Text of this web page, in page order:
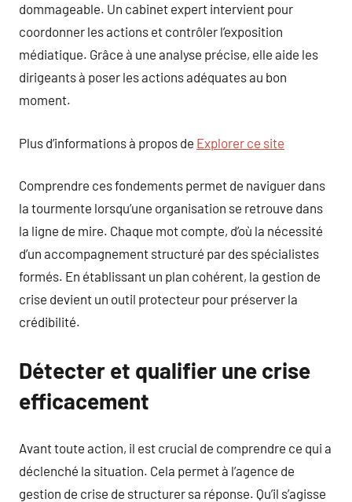
dommageable. Un cabinet expert intervient pour
coordonner les actions et contrôler l’exposition
médiatique. Grâce à une analyse précise, elle aide les
dirigeants à poser les actions adéquates au bon
moment.
Plus d’informations à propos de Explorer ce site
Comprendre ces fondements permet de naviguer dans
la tourmente lorsqu’une organisation se retrouve dans
la ligne de mire. Chaque mot compte, d’où la nécessité
d’un accompagnement structuré par des spécialistes
formés. En établissant un plan cohérent, la gestion de
crise devient un outil protecteur pour préserver la
crédibilité.
Détecter et qualifier une crise
efficacement
Avant toute action, il est crucial de comprendre ce qui a
déclenché la situation. Cela permet à l’agence de
gestion de crise de structurer sa réponse. Qu’il s’agisse